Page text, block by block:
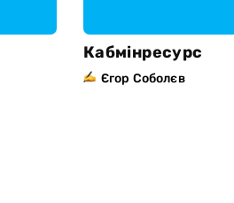
Кабмінресурс
Єгор Соболєв